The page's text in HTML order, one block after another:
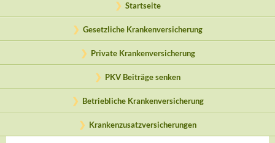
Startseite
Gesetzliche Krankenversicherung
Private Krankenversicherung
PKV Beiträge senken
Betriebliche Krankenversicherung
Krankenzusatzversicherungen